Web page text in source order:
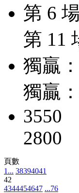
第 6
第 11
獨贏
獨贏
3550
2800
頁數
1... 38394041
42
4344454647 ...76